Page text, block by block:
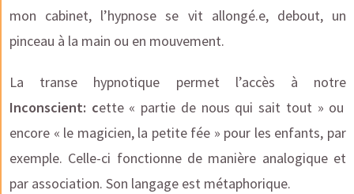
mon cabinet, l’hypnose se vit allongé.e, debout, un
pinceau à la main ou en mouvement.
La transe hypnotique permet l’accès à notre
Inconscient: cette « partie de nous qui sait tout » ou
encore « le magicien, la petite fée » pour les enfants, par
exemple. Celle-ci fonctionne de manière analogique et
par association. Son langage est métaphorique.